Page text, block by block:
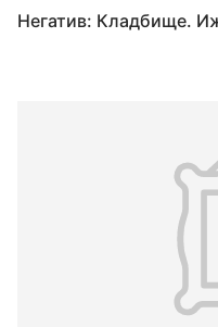
Негатив: Кладбище.